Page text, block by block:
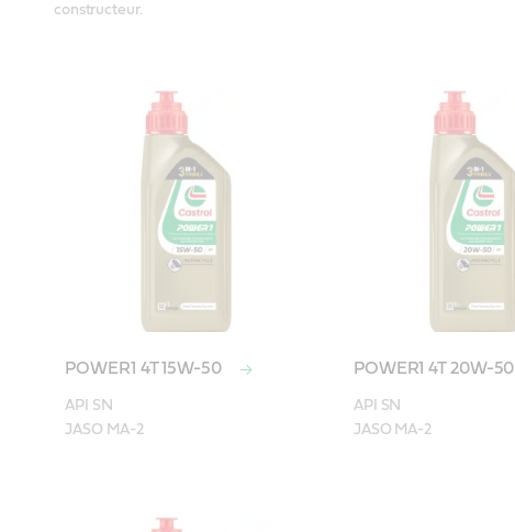
constructeur.
POWER1 4T 15W-50
API SN
JASO MA-2
POWER1 4T 20W-50
API SN
JASO MA-2